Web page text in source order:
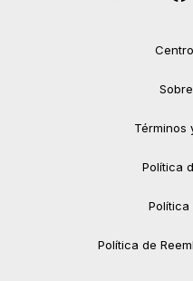
Términos
Política
Política
Política de